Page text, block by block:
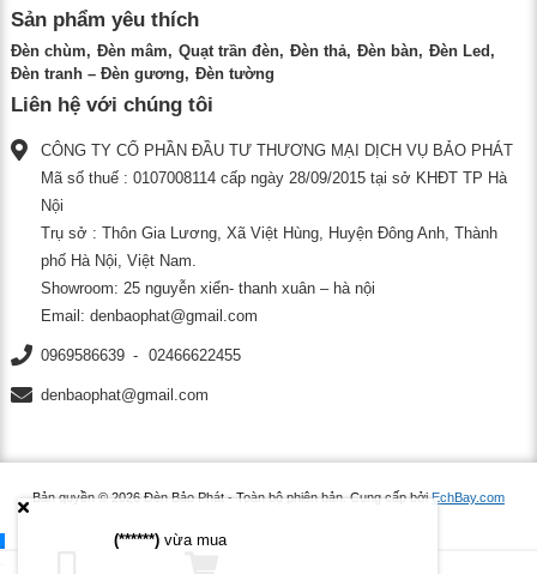
Sản phẩm yêu thích
Đèn chùm Đèn mâm Quạt trần đèn Đèn thả Đèn bàn
Đèn Led
Đèn tranh – Đèn gương
Đèn tường
Liên hệ với chúng tôi
CÔNG TY CỔ PHẦN ĐẦU TƯ THƯƠNG MẠI DỊCH VỤ BẢO PHÁT
Mã số thuế : 0107008114 cấp ngày 28/09/2015 tại sở KHĐT TP Hà
Nội
Trụ sở : Thôn Gia Lương, Xã Việt Hùng, Huyện Đông Anh, Thành
phố Hà Nội, Việt Nam.
Showroom: 25 nguyễn xiển- thanh xuân – hà nội
Email: denbaophat@gmail.com
0969586639 02466622455
denbaophat@gmail.com
Bản quyền © 2026 Đèn Bảo Phát - Toàn bộ phiên bản. Cung cấp bởi EchBay.com
.
(******) vừa mua